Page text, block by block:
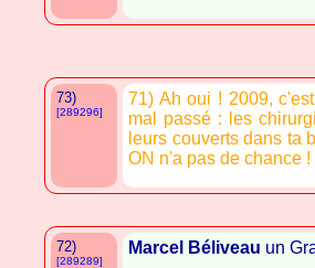
73)
[289296]
71) Ah oui ! 2009,
mal passé : les
leurs couverts dans ta
ON n'a pas de chance !
72)
[289289]
Marcel Béliveau un